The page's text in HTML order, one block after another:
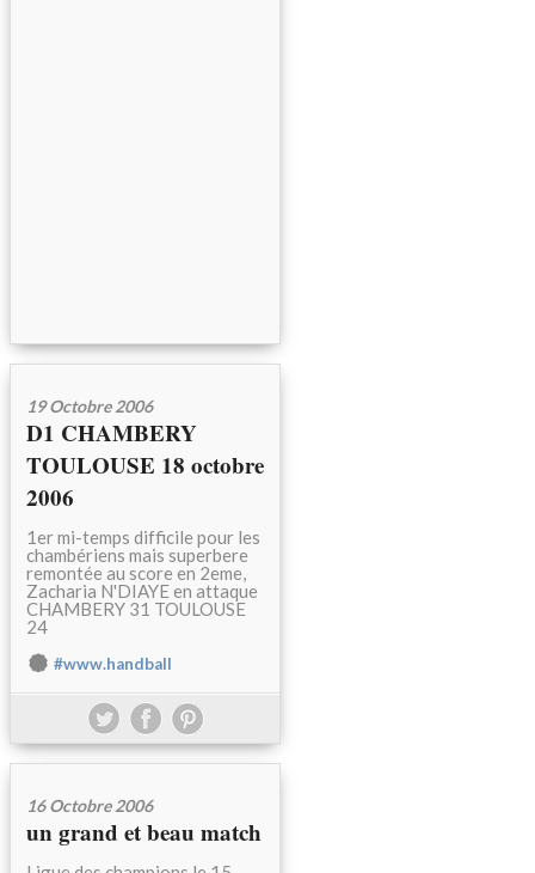
19 Octobre 2006
D1 CHAMBERY
TOULOUSE 18 octobre
2006
1er mi-temps difficile pour les
chambériens mais superbere
remontée au score en 2eme,
Zacharia N'DIAYE en attaque
CHAMBERY 31 TOULOUSE
24
#www.handball
16 Octobre 2006
un grand et beau match